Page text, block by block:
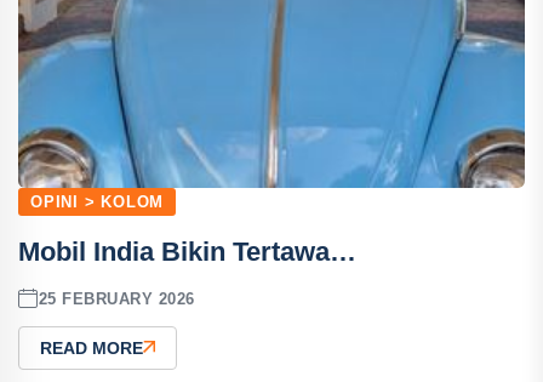
OPINI > KOLOM
Mobil India Bikin Tertawa…
25 FEBRUARY 2026
READ MORE